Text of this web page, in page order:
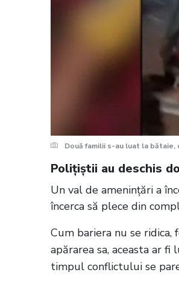
Două familii s-au luat la
Polițiștii au deschis
Un val de amenințări a
încerca să plece din
Cum bariera nu se
apărarea sa, aceasta ar
timpul conflictului se